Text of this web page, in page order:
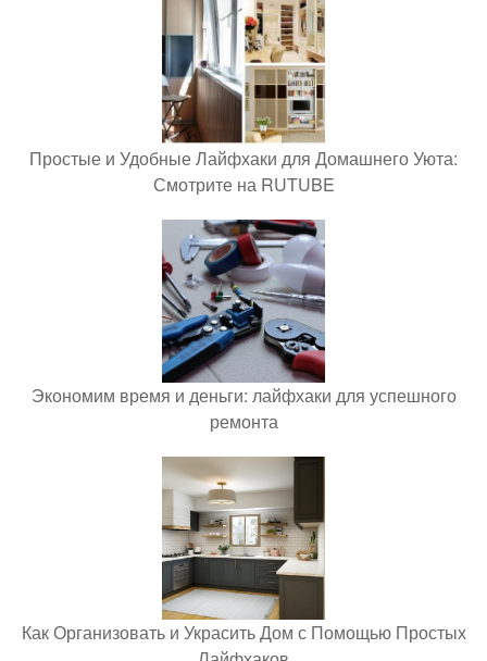
Простые и Удобные Лайфхаки для Домашнего Уюта:
Смотрите на RUTUBE
Экономим время и деньги: лайфхаки для успешного
ремонта
Как Организовать и Украсить Дом с Помощью Простых